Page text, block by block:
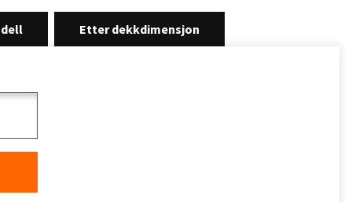
Etter dekkdimensjon